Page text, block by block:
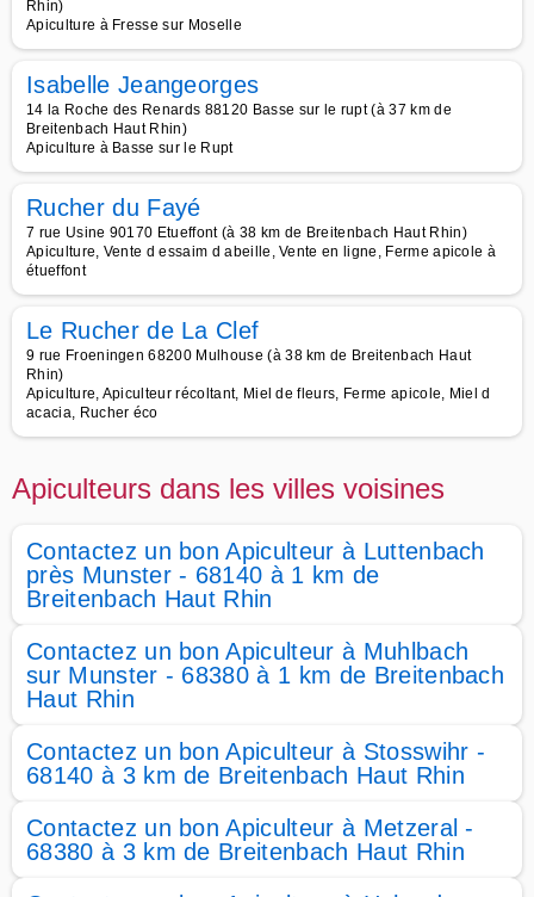
Rhin)
Apiculture à Fresse sur Moselle
Isabelle Jeangeorges
14 la Roche des Renards 88120 Basse sur le rupt (à 37 km de
Breitenbach Haut Rhin)
Apiculture à Basse sur le Rupt
Rucher du Fayé
7 rue Usine 90170 Etueffont (à 38 km de Breitenbach Haut Rhin)
Apiculture, Vente d essaim d abeille, Vente en ligne, Ferme apicole à
étueffont
Le Rucher de La Clef
9 rue Froeningen 68200 Mulhouse (à 38 km de Breitenbach Haut
Rhin)
Apiculture, Apiculteur récoltant, Miel de fleurs, Ferme apicole, Miel d
acacia, Rucher éco
Apiculteurs dans les villes voisines
Contactez un bon Apiculteur à Luttenbach
près Munster - 68140 à 1 km de
Breitenbach Haut Rhin
Contactez un bon Apiculteur à Muhlbach
sur Munster - 68380 à 1 km de Breitenbach
Haut Rhin
Contactez un bon Apiculteur à Stosswihr -
68140 à 3 km de Breitenbach Haut Rhin
Contactez un bon Apiculteur à Metzeral -
68380 à 3 km de Breitenbach Haut Rhin